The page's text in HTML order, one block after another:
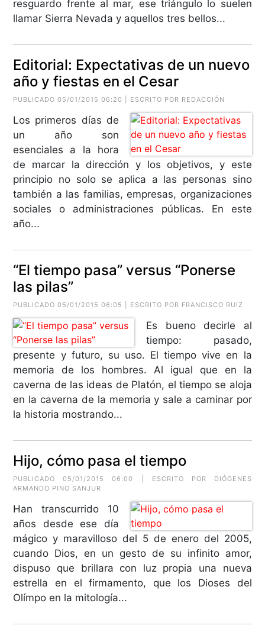
resguardo frente al mar, ese triángulo lo suelen
llamar Sierra Nevada y aquellos tres bellos...
Editorial: Expectativas de un nuevo
año y fiestas en el Cesar
PUBLICADO 05/01/2015 06:20 | ESCRITO POR REDACCIÓN
Los primeros días de
un año son
esenciales a la hora
de marcar la dirección y los objetivos, y este
principio no solo se aplica a las personas sino
también a las familias, empresas, organizaciones
sociales o administraciones públicas. En este
año...
“El tiempo pasa” versus “Ponerse
las pilas”
PUBLICADO 05/01/2015 06:05 | ESCRITO POR FRANCISCO RUIZ
Es bueno decirle al
tiempo: pasado,
presente y futuro, su uso. El tiempo vive en la
memoria de los hombres. Al igual que en la
caverna de las ideas de Platón, el tiempo se aloja
en la caverna de la memoria y sale a caminar por
la historia mostrando...
Hijo, cómo pasa el tiempo
PUBLICADO 05/01/2015 06:00 | ESCRITO POR
DIÓGENES
ARMANDO PINO SANJUR
Han transcurrido 10
años desde ese día
mágico y maravilloso del 5 de enero del 2005,
cuando Dios, en un gesto de su infinito amor,
dispuso que brillara con luz propia una nueva
estrella en el firmamento, que los Dioses del
Olímpo en la mitología...